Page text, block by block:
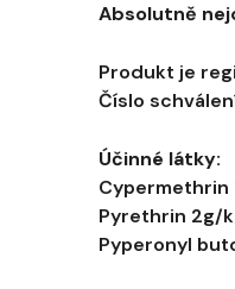
Absolutně
Produkt je
Číslo
Účinné látky:
Cypermethrin
Pyrethrin 2g/
Pyperonyl